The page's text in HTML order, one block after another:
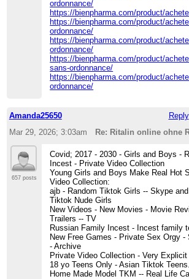
ordonnance/
https://bienpharma.com/product/
https://bienpharma.com/product/
ordonnance/
https://bienpharma.com/product/
ordonnance/
https://bienpharma.com/product/
sans-ordonnance/
https://bienpharma.com/product/
ordonnance/
Amanda25650 Reply
Mar 29, 2026; 3:03am
Re: Ritalin online ohne
657 posts
Covid; 2017 - 2030 - Girls and Boys -
Incest - Private Video Collection
Young Girls and Boys Make Real Hot
Video Collection:
ajb - Random Tiktok Girls -- Skype
Tiktok Nude Girls
New Videos - New Movies - Movie
Trailers -- TV
Russian Family Incest - Incest family
New Free Games - Private Sex Orgy -
- Archive
Private Video Collection - Very Explicit
18 yo Teens Only - Asian Tiktok Teens.
Home Made Model TKM -- Real Life